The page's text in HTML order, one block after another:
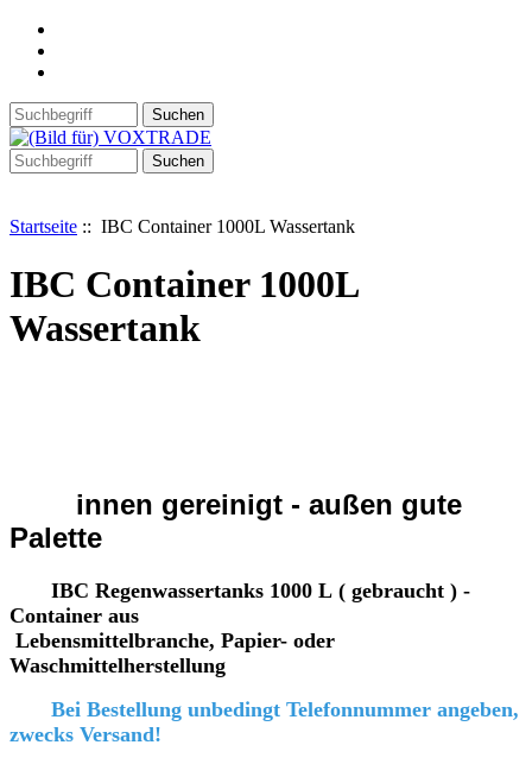
Startseite :: IBC Container 1000L Wassertank
IBC Container 1000L
Wassertank
innen gereinigt - außen gute
Palette
IBC Regenwassertanks 1000 L ( gebraucht ) -
Container aus
Lebensmittelbranche, Papier- oder
Waschmittelherstellung
Bei Bestellung unbedingt Telefonnummer angeben,
zwecks Versand!